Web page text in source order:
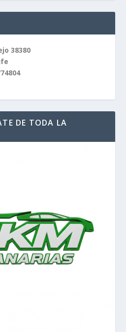
38380
DE TODA LA